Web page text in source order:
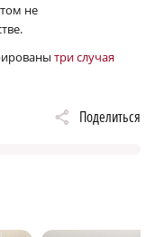
не
три случая
Поделиться